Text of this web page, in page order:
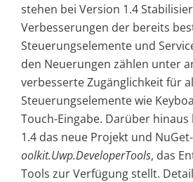
stehen bei Version 1.4
Verbesserungen der bereits
Steuerungselemente und
den Neuerungen zählen unter
verbesserte Zugänglichkeit für
Steuerungselemente wie
Touch-Eingabe. Darüber
1.4 das neue Projekt und
oolkit.Uwp.DeveloperTools, das
Tools zur Verfügung stellt.